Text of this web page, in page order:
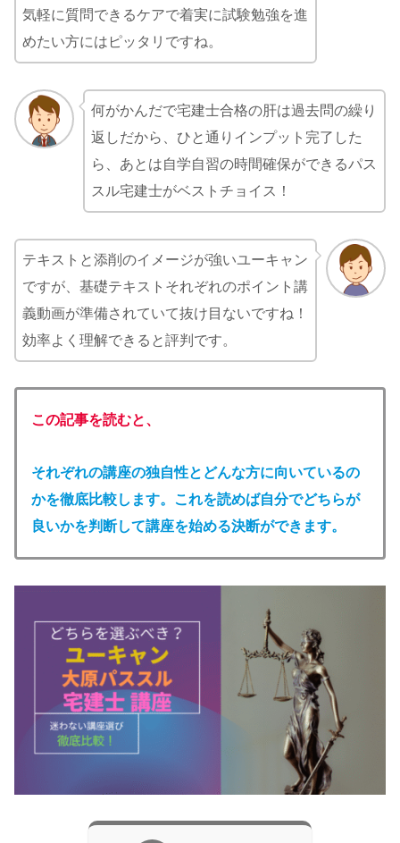
気軽に質問できるケアで着実に試験勉強を進
めたい方にはピッタリですね。
何がかんだで宅建士合格の肝は過去問の繰り
返しだから、ひと通りインプット完了した
ら、あとは自学自習の時間確保ができるパス
スル宅建士がベストチョイス！
テキストと添削のイメージが強いユーキャン
ですが、基礎テキストそれぞれのポイント講
義動画が準備されていて抜け目ないですね！
効率よく理解できると評判です。
この記事を読むと、
それぞれの講座の独自性とどんな方に向いているの
かを徹底比較します。これを読めば自分でどちらが
良いかを判断して講座を始める決断ができます。